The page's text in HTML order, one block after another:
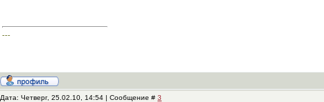
---
Дата: Четверг, 25.02.10, 14:54 | Сообщение # 3